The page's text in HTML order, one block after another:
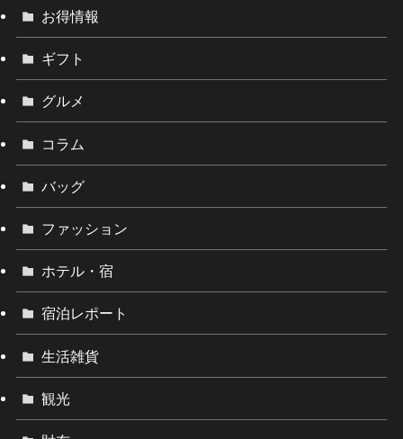
お得情報
ギフト
グルメ
コラム
バッグ
ファッション
ホテル・宿
宿泊レポート
生活雑貨
観光